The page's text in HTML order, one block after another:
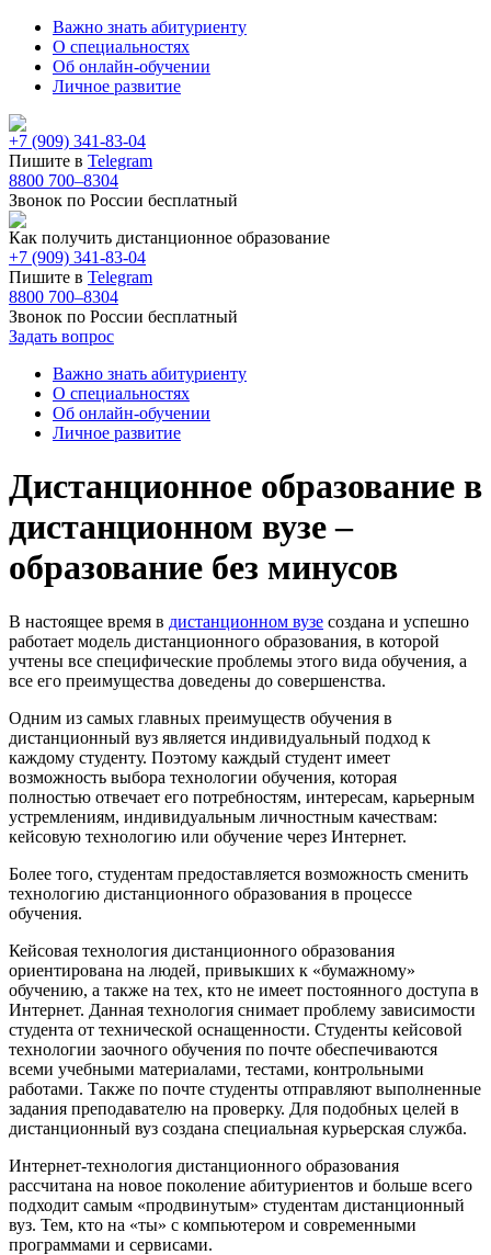
Важно знать абитуриенту
О специальностях
Об онлайн-обучении
Личное развитие
+7 (909) 341-83-04
Пишите в Telegram
8800 700–8304
Звонок по России бесплатный
Как получить дистанционное образование
+7 (909) 341-83-04
Пишите в Telegram
8800 700–8304
Звонок по России бесплатный
Задать вопрос
Важно знать абитуриенту
О специальностях
Об онлайн-обучении
Личное развитие
Дистанционное образование в
дистанционном вузе –
образование без минусов
В настоящее время в дистанционном вузе создана и успешно
работает модель дистанционного образования, в которой
учтены все специфические проблемы этого вида обучения, а
все его преимущества доведены до совершенства.
Одним из самых главных преимуществ обучения в
дистанционный вуз является индивидуальный подход к
каждому студенту. Поэтому каждый студент имеет
возможность выбора технологии обучения, которая
полностью отвечает его потребностям, интересам, карьерным
устремлениям, индивидуальным личностным качествам:
кейсовую технологию или обучение через Интернет.
Более того, студентам предоставляется возможность сменить
технологию дистанционного образования в процессе
обучения.
Кейсовая технология дистанционного образования
ориентирована на людей, привыкших к «бумажному»
обучению, а также на тех, кто не имеет постоянного доступа в
Интернет. Данная технология снимает проблему зависимости
студента от технической оснащенности. Студенты кейсовой
технологии заочного обучения по почте обеспечиваются
всеми учебными материалами, тестами, контрольными
работами. Также по почте студенты отправляют выполненные
задания преподавателю на проверку. Для подобных целей в
дистанционный вуз создана специальная курьерская служба.
Интернет-технология дистанционного образования
рассчитана на новое поколение абитуриентов и больше всего
подходит самым «продвинутым» студентам дистанционный
вуз. Тем, кто на «ты» с компьютером и современными
программами и сервисами.